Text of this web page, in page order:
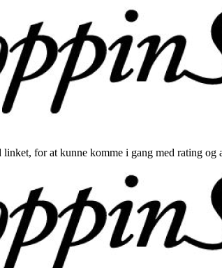
for at kunne komme i gang med rating og